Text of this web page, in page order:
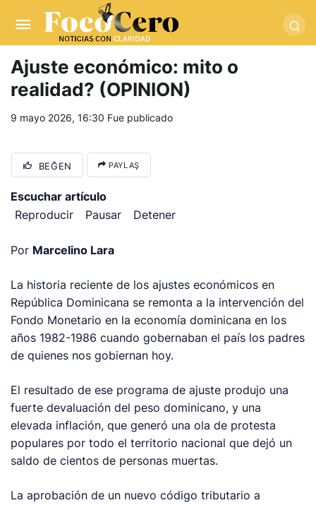
trwin giriş
masterbetting-palacebet1.com-
tlcasino giriş-betandyou-vbett34.com betovis34.net-
skyloftsbet
Ajuste económico: mito o
realidad? (OPINION)
9 mayo 2026, 16:30 Fue publicado
BEĞEN PAYLAŞ
Escuchar artículo
Reproducir
Pausar Detener
Por Marcelino Lara
La historia reciente de los ajustes económicos en
República Dominicana se remonta a la intervención del
Fondo Monetario en la economía dominicana en los
años 1982-1986 cuando gobernaban el país los padres
de quienes nos gobiernan hoy.
El resultado de ese programa de ajuste produjo una
fuerte devaluación del peso dominicano, y una
elevada inflación, que generó una ola de protesta
populares por todo el territorio nacional que dejó un
saldo de cientos de personas muertas.
La aprobación de un nuevo código tributario a